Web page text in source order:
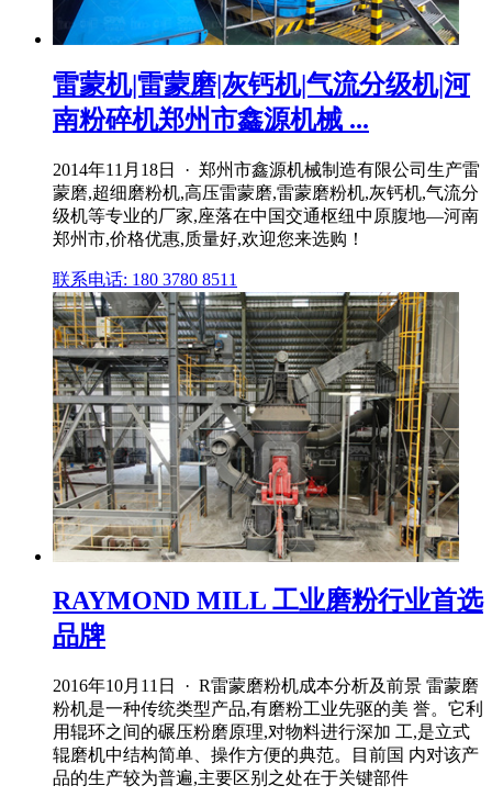
雷蒙机|雷蒙磨|灰钙机|气流分级机|河
南粉碎机郑州市鑫源机械 ...
2014年11月18日 · 郑州市鑫源机械制造有限公司生产雷
蒙磨,超细磨粉机,高压雷蒙磨,雷蒙磨粉机,灰钙机,气流分
级机等专业的厂家,座落在中国交通枢纽中原腹地—河南
郑州市,价格优惠,质量好,欢迎您来选购！
联系电话: 180 3780 8511
RAYMOND MILL 工业磨粉行业首选
品牌
2016年10月11日 · R雷蒙磨粉机成本分析及前景 雷蒙磨
粉机是一种传统类型产品,有磨粉工业先驱的美 誉。它利
用辊环之间的碾压粉磨原理,对物料进行深加 工,是立式
辊磨机中结构简单、操作方便的典范。目前国 内对该产
品的生产较为普遍,主要区别之处在于关键部件